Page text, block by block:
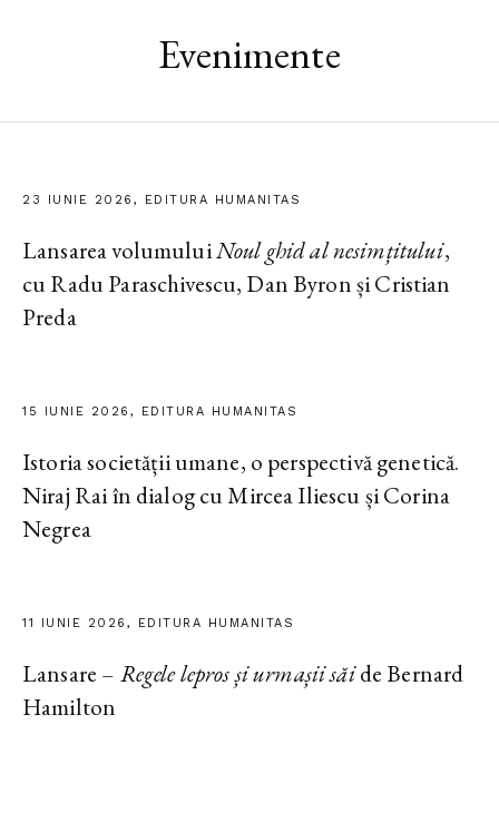
Evenimente
23 IUNIE 2026, EDITURA HUMANITAS
Lansarea volumuluiNoul ghid al nesimțitului,
cu Radu Paraschivescu, Dan Byron și Cristian
Preda
15 IUNIE 2026, EDITURA HUMANITAS
Istoria societății umane, o perspectivă genetică.
Niraj Rai în dialog cu Mircea Iliescu și Corina
Negrea
11 IUNIE 2026, EDITURA HUMANITAS
Lansare – Regele lepros și urmașii săide Bernard
Hamilton